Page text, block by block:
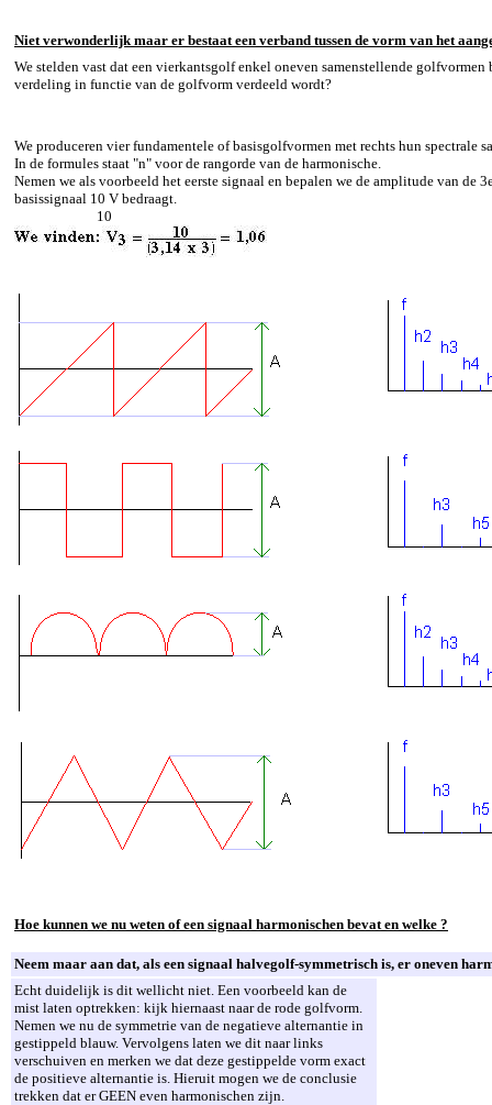
Niet verwonderlijk maar er bestaat een verband tussen de vorm van het
We stelden vast dat een vierkantsgolf enkel oneven samenstellende
verdeling in functie van de golfvorm verdeeld wordt?
We produceren vier fundamentele of basisgolfvormen met rechts hun spectrale
In de formules staat "n" voor de rangorde van de harmonische.
Nemen we als voorbeeld het eerste signaal en bepalen we de amplitude van de
basissignaal 10 V bedraagt.
10
Hoe kunnen we nu weten of een signaal harmonischen bevat en welke ?
Neem maar aan dat, als een signaal halvegolf-symmetrisch is, er oneven
Echt duidelijk is dit wellicht niet. Een voorbeeld kan de
mist laten optrekken: kijk hiernaast naar de rode golfvorm.
Nemen we nu de symmetrie van de negatieve alternantie in
gestippeld blauw. Vervolgens laten we dit naar links
verschuiven en merken we dat deze gestippelde vorm exact
de positieve alternantie is. Hieruit mogen we de conclusie
trekken dat er GEEN even harmonischen zijn.